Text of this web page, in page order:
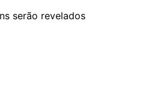
serão revelados